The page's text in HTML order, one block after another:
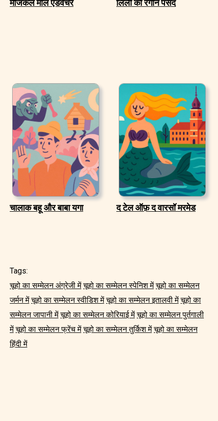
मैजिकल मॉल एडवेंचर लिली की रंगीन पसंद
चालाक बहू और बाबा यगा द टेल ऑफ़ द वारसॉ मरमेड
Tags:
चूहो का सम्मेलन अंग्रेजी में चूहो का सम्मेलन स्पेनिश में चूहो का सम्मेलन
जर्मन में चूहो का सम्मेलन स्वीडिश में चूहो का सम्मेलन इतालवी में चूहो का
सम्मेलन जापानी में चूहो का सम्मेलन कोरियाई में चूहो का सम्मेलन पुर्तगाली
में चूहो का सम्मेलन फ्रेंच में चूहो का सम्मेलन तुर्किश में चूहो का सम्मेलन
हिंदी में